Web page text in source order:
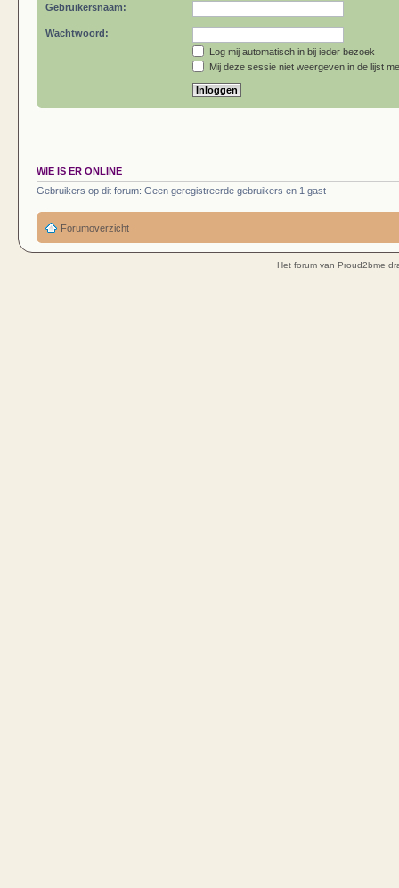
Gebruikersnaam:
Wachtwoord:
Log mij automatisch in bij ieder bezoek
Mij deze sessie niet weergeven in de lijst
WIE IS ER ONLINE
Gebruikers op dit forum: Geen geregistreerde gebruikers en 1 gast
Forumoverzicht
Het forum van Proud2bme